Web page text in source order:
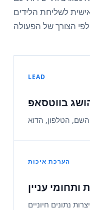
לשליחת הלידים
LEAD
בווטסאפ
השם, הטלפון, הדוא
הערכת איכות
ותחומי עניין
נתונים חיוניים